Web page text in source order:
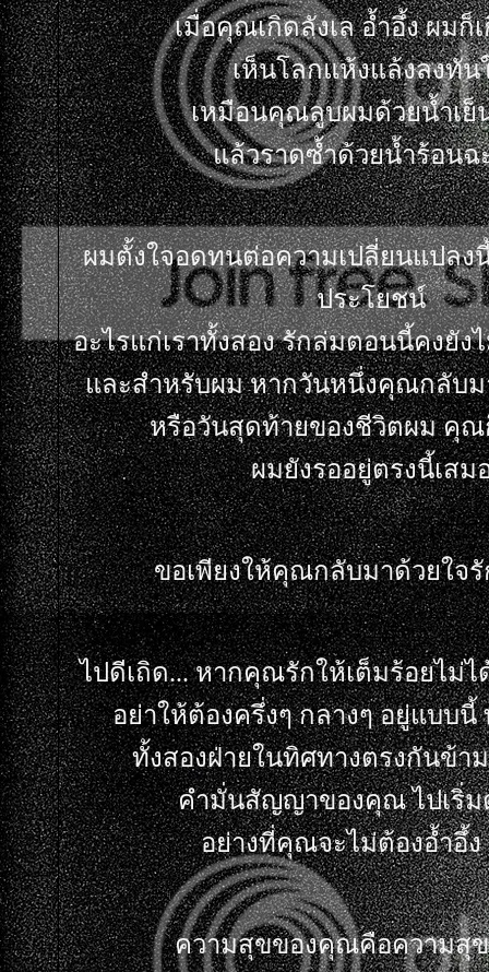
เมื่อคุณเกิดลังเล อ้ำอึ้ง ผมก็
เห็นโลกแห้งแล้งลงทัน
เหมือนคุณลูบผมด้วยน้ำเย็
ล้วราดซ้ำด้วยน้ำร้อนฉ
ผมตั้งใจอดทนต่อความเปลี่ยนแปลง
ประโยชน์
อะไรแก่เราทั้งสอง รักล่มตอนนี้คงยั
ละสำหรับผม หากวันหนึ่งคุณกลับม
หรือวันสุดท้ายของชีวิตผม คุณ
ผมยังรออยู่ตรงนี้เสม
ขอเพียงให้คุณกลับมาด้วยใจ
ไปดีเถิด... หากคุณรักให้เต็มร้อยไม่
อย่าให้ต้องครึ่งๆ กลางๆ อยู่แบบนี้
ทั้งสองฝ่ายในทิศทางตรงกันข้
คำมั่นสัญญาของคุณ ไปเริ่
อย่างที่คุณจะไม่ต้องอ้ำอึ้ง
ความสุขของคุณคือความสุ